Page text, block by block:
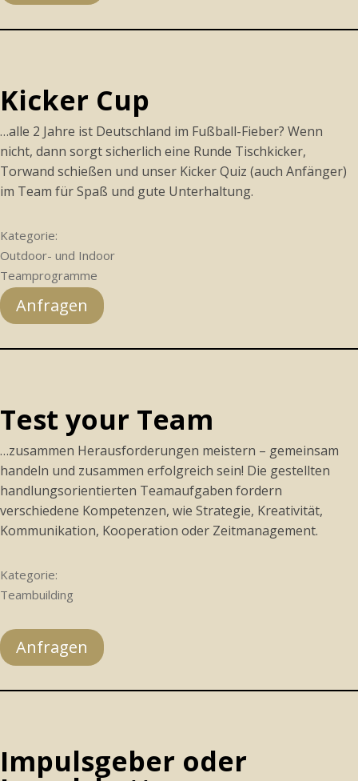
Kicker Cup
…alle 2 Jahre ist Deutschland im Fußball-Fieber? Wenn
nicht, dann sorgt sicherlich eine Runde Tischkicker,
Torwand schießen und unser Kicker Quiz (auch Anfänger)
im Team für Spaß und gute Unterhaltung.
Kategorie:
Outdoor- und Indoor
Teamprogramme
Anfragen
Test your Team
…zusammen Herausforderungen meistern – gemeinsam
handeln und zusammen erfolgreich sein! Die gestellten
handlungsorientierten Teamaufgaben fordern
verschiedene Kompetenzen, wie Strategie, Kreativität,
Kommunikation, Kooperation oder Zeitmanagement.
Kategorie:
Teambuilding
Anfragen
Impulsgeber oder